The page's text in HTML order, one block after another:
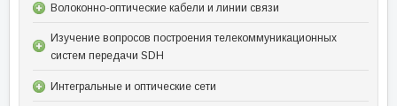
Волоконно-оптические кабели и линии связи
Изучение вопросов построения телекоммуникационных
систем передачи SDH
Интегральные и оптические сети